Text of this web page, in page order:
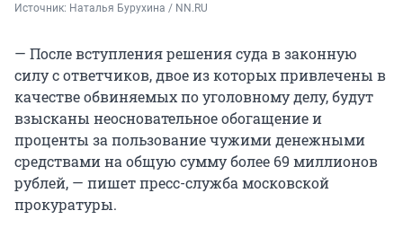
Источник: Наталья Бурухина / NN.RU
— После вступления решения суда в законную
силу с ответчиков, двое из которых привлечены в
качестве обвиняемых по уголовному делу, будут
взысканы неосновательное обогащение и
проценты за пользование чужими денежными
средствами на общую сумму более 69 миллионов
рублей, — пишет пресс-служба московской
прокуратуры.